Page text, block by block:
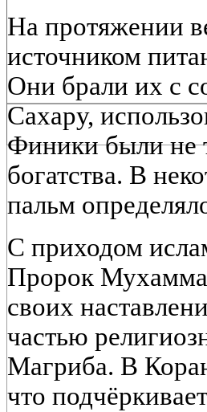
На протяжении
источником
Они брали их с
Сахару,
Финики были не
богатства. В
пальм
С приходом
Пророк
своих
частью
Магриба. В
что